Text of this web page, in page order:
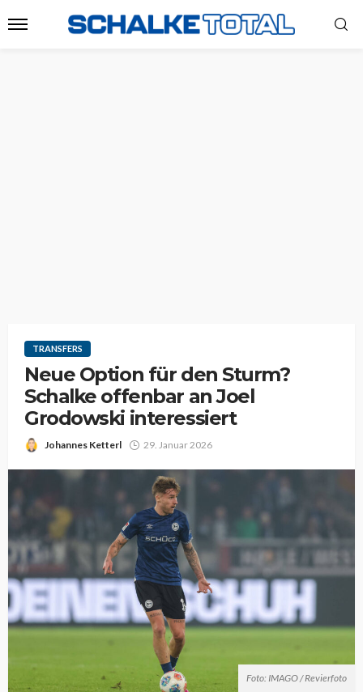
TRANSFERS
Neue Option für den Sturm?
Schalke offenbar an Joel
Grodowski interessiert
Johannes Ketterl 29. Januar 2026
Foto: IMAGO / Revierfoto